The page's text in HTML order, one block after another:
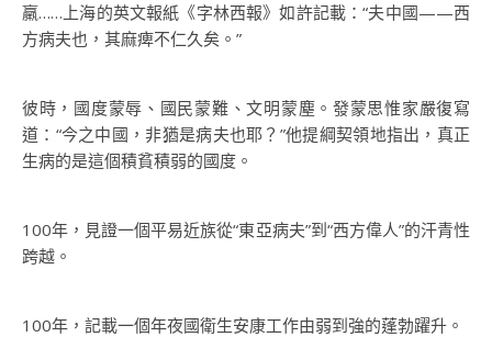
羸……上海的英文報紙《字林西報》如許記載：“夫中國——西
方病夫也，其麻痺不仁久矣。”
彼時，國度蒙辱、國民蒙難、文明蒙塵。發蒙思惟家嚴復寫
道：“今之中國，非猶是病夫也耶？”他提綱契領地指出，真正
生病的是這個積貧積弱的國度。
100年，見證一個平易近族從“東亞病夫”到“西方偉人”的汗青性
跨越。
100年，記載一個年夜國衛生安康工作由弱到強的蓬勃躍升。